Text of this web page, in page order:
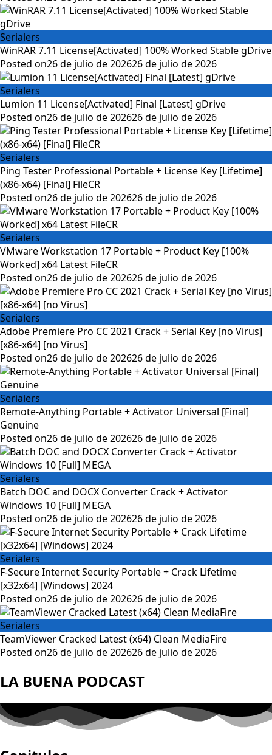
Serialers
WinRAR 7.11 License[Activated] 100% Worked Stable gDrive
Posted on26 de julio de 202626 de julio de 2026
Serialers
Lumion 11 License[Activated] Final [Latest] gDrive
Posted on26 de julio de 202626 de julio de 2026
Serialers
Ping Tester Professional Portable + License Key [Lifetime]
(x86-x64) [Final] FileCR
Posted on26 de julio de 202626 de julio de 2026
Serialers
VMware Workstation 17 Portable + Product Key [100%
Worked] x64 Latest FileCR
Posted on26 de julio de 202626 de julio de 2026
Serialers
Adobe Premiere Pro CC 2021 Crack + Serial Key [no Virus]
[x86-x64] [no Virus]
Posted on26 de julio de 202626 de julio de 2026
Serialers
Remote-Anything Portable + Activator Universal [Final]
Genuine
Posted on26 de julio de 202626 de julio de 2026
Serialers
Batch DOC and DOCX Converter Crack + Activator
Windows 10 [Full] MEGA
Posted on26 de julio de 202626 de julio de 2026
Serialers
F-Secure Internet Security Portable + Crack Lifetime
[x32x64] [Windows] 2024
Posted on26 de julio de 202626 de julio de 2026
Serialers
TeamViewer Cracked Latest (x64) Clean MediaFire
Posted on26 de julio de 202626 de julio de 2026
LA BUENA PODCAST